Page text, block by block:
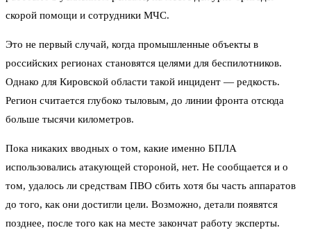
скорой помощи и сотрудники МЧС.
Это не первый случай, когда промышленные объекты в
российских регионах становятся целями для беспилотников.
Однако для Кировской области такой инцидент — редкость.
Регион считается глубоко тыловым, до линии фронта отсюда
больше тысячи километров.
Пока никаких вводных о том, какие именно БПЛА
использовались атакующей стороной, нет. Не сообщается и о
том, удалось ли средствам ПВО сбить хотя бы часть аппаратов
до того, как они достигли цели. Возможно, детали появятся
позднее, после того как на месте закончат работу эксперты.